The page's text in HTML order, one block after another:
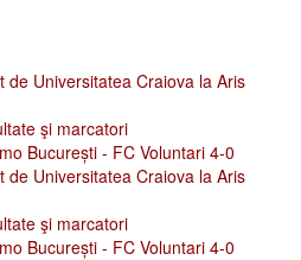
de Universitatea Craiova la Aris
şi marcatori
București - FC Voluntari 4-0
de Universitatea Craiova la Aris
şi marcatori
București - FC Voluntari 4-0